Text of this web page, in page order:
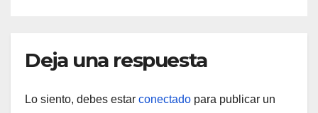
Deja una respuesta
Lo siento, debes estar conectado para publicar un